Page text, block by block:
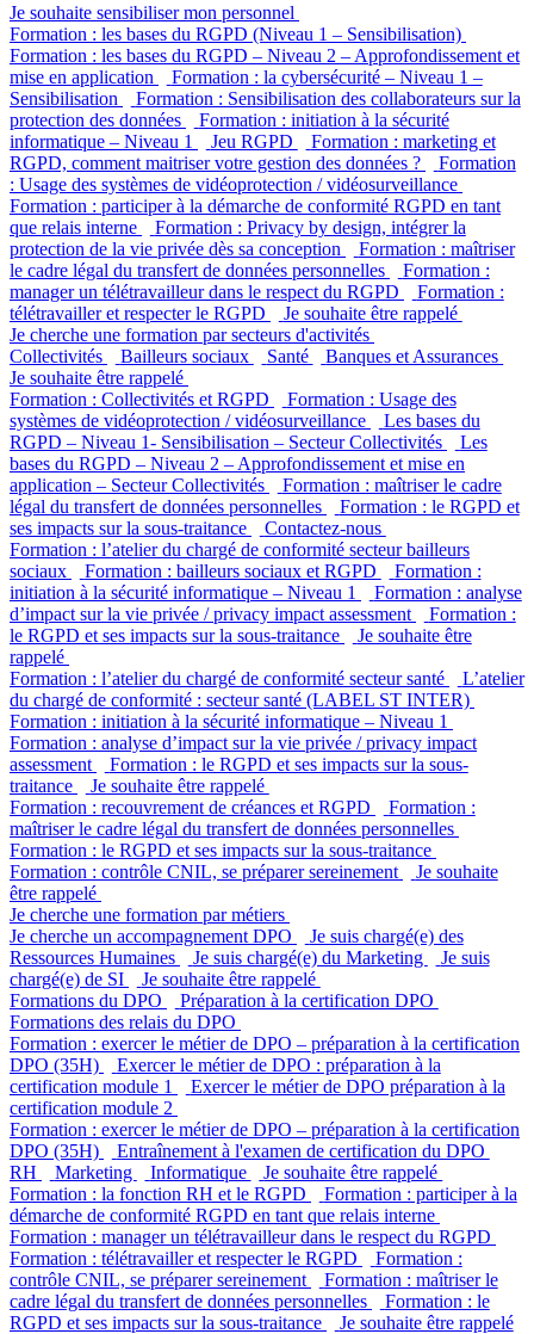
Je souhaite sensibiliser mon personnel
Formation : les bases du RGPD (Niveau 1 – Sensibilisation)
Formation : les bases du RGPD – Niveau 2 – Approfondissement et
mise en application
Formation : la cybersécurité – Niveau 1 –
Sensibilisation
Formation : Sensibilisation des collaborateurs sur la
protection des données
Formation : initiation à la sécurité
informatique – Niveau 1
Jeu RGPD
Formation : marketing et
RGPD, comment maitriser votre gestion des données ?
Formation
: Usage des systèmes de vidéoprotection / vidéosurveillance
Formation : participer à la démarche de conformité RGPD en tant
que relais interne
Formation : Privacy by design, intégrer la
protection de la vie privée dès sa conception
Formation : maîtriser
le cadre légal du transfert de données personnelles
Formation :
manager un télétravailleur dans le respect du RGPD
Formation :
télétravailler et respecter le RGPD
Je souhaite être rappelé
Je cherche une formation par secteurs d'activités
Collectivités
Bailleurs sociaux Santé
Banques et Assurances
Je souhaite être rappelé
Formation : Collectivités et RGPD
Formation : Usage des
systèmes de vidéoprotection / vidéosurveillance
Les bases du
RGPD – Niveau 1- Sensibilisation – Secteur Collectivités
Les
bases du RGPD – Niveau 2 – Approfondissement et mise en
application – Secteur Collectivités
Formation : maîtriser le cadre
légal du transfert de données personnelles
Formation : le RGPD et
ses impacts sur la sous-traitance
Contactez-nous
Formation : l’atelier du chargé de conformité secteur bailleurs
sociaux
Formation : bailleurs sociaux et RGPD
Formation :
initiation à la sécurité informatique – Niveau 1
Formation : analyse
d’impact sur la vie privée / privacy impact assessment
Formation :
le RGPD et ses impacts sur la sous-traitance
Je souhaite être
rappelé
Formation : l’atelier du chargé de conformité secteur santé
L’atelier
du chargé de conformité : secteur santé (LABEL ST INTER)
Formation : initiation à la sécurité informatique – Niveau 1
Formation : analyse d’impact sur la vie privée / privacy impact
assessment
Formation : le RGPD et ses impacts sur la sous-
traitance
Je souhaite être rappelé
Formation : recouvrement de créances et RGPD
Formation :
maîtriser le cadre légal du transfert de données personnelles
Formation : le RGPD et ses impacts sur la sous-traitance
Formation : contrôle CNIL, se préparer sereinement
Je souhaite
être rappelé
Je cherche une formation par métiers
Je cherche un accompagnement DPO
Je suis chargé(e) des
Ressources Humaines
Je suis chargé(e) du Marketing
Je suis
chargé(e) de SI
Je souhaite être rappelé
Formations du DPO
Préparation à la certification DPO
Formations des relais du DPO
Formation : exercer le métier de DPO – préparation à la certification
DPO (35H)
Exercer le métier de DPO : préparation à la
certification module 1
Exercer le métier de DPO préparation à la
certification module 2
Formation : exercer le métier de DPO – préparation à la certification
DPO (35H)
Entraînement à l'examen de certification du DPO
RH
Marketing Informatique
Je souhaite être rappelé
Formation : la fonction RH et le RGPD
Formation : participer à la
démarche de conformité RGPD en tant que relais interne
Formation : manager un télétravailleur dans le respect du RGPD
Formation : télétravailler et respecter le RGPD
Formation :
contrôle CNIL, se préparer sereinement
Formation : maîtriser le
cadre légal du transfert de données personnelles
Formation : le
RGPD et ses impacts sur la sous-traitance
Je souhaite être rappelé